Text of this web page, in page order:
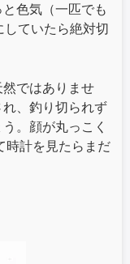
色気（一匹でも
ていたら絶対切
ではありませ
、釣り切られず
。顔が丸っこく
時計を見たらまだ